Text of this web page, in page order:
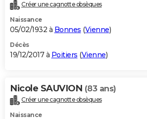
Créer une cagnotte obsèques
Naissance
05/02/1932 à Bonnes (Vienne)
Décès
19/12/2017 à Poitiers (Vienne)
Nicole SAUVION (83 ans)
Créer une cagnotte obsèques
Naissance